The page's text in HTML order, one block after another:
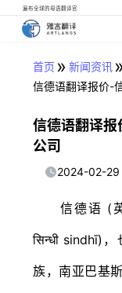
遍布全球的母语翻译官
首页 » 新闻资讯»
信德语翻译报价-
信德语翻译
公司
2024-02-29
信德语 (英
सिन्धी sindhī)
族，南亚巴基